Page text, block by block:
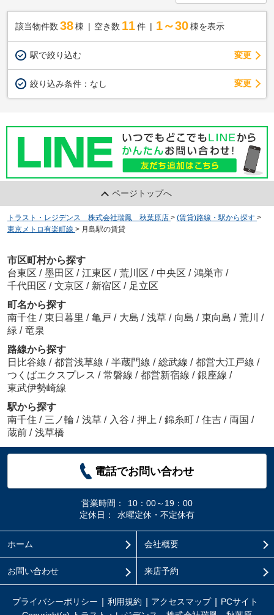
該当物件数 38棟 空き数 11 件 1～30 棟を表示
駅で絞り込む 変更
絞り込み条件： なし 変更
ページトップへ
トラスト・レジデンス 株式会社瑞鳳 秋葉原店 > (賃貸)路線・駅から探す >
東京メトロ有楽町線 > 月島駅の賃貸
市区町村から探す
台東区 / 墨田区 / 江東区 / 荒川区 / 中央区 / 鴻巣市 /
千代田区 / 文京区 / 新宿区 / 足立区
町名から探す
南千住 / 東日暮里 / 亀戸 / 大島 / 浅草 / 向島 / 東向島 / 荒川 /
緑 / 竜泉
路線から探す
日比谷線 / 都営浅草線 / 半蔵門線 / 総武線 / 都営大江戸線 /
つくばエクスプレス / 常磐線 / 都営新宿線 / 銀座線 /
東武伊勢崎線
駅から探す
南千住 / 三ノ輪 / 浅草 / 入谷 / 押上 / 錦糸町 / 住吉 / 両国 /
蔵前 / 浅草橋
電話でお問い合わせ
営業時間：
10：00～19：00
定休日：
水曜定休・不定休有
ホーム 会社概要
お問い合わせ 来店予約
プライバシーポリシー 利用規約 アクセスマップ
PCサイト